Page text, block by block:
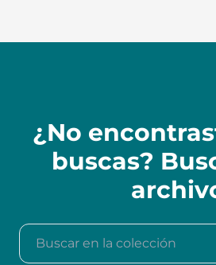
¿No
buscas?
Buscar en la colección